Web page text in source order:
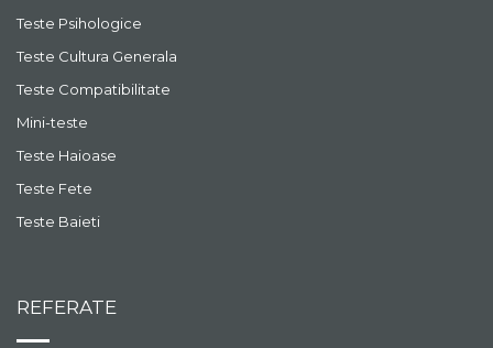
Teste Psihologice
Teste Cultura Generala
Teste Compatibilitate
Mini-teste
Teste Haioase
Teste Fete
Teste Baieti
REFERATE